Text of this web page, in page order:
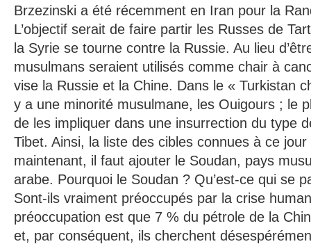
Brzezinski a été récemment en Iran pour la
L’objectif serait de faire partir les Russes de
la Syrie se tourne contre la Russie. Au lieu
musulmans seraient utilisés comme chair à
vise la Russie et la Chine. Dans le « Turkistan
y a une minorité musulmane, les Ouigours ; le
de les impliquer dans une insurrection du type
Tibet. Ainsi, la liste des cibles connues à ce jour
maintenant, il faut ajouter le Soudan, pays
arabe. Pourquoi le Soudan ? Qu’est-ce qui se
Sont-ils vraiment préoccupés par la crise
préoccupation est que 7 % du pétrole de la
et, par conséquent, ils cherchent